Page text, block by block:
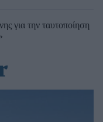
για την ταυτοποίηση